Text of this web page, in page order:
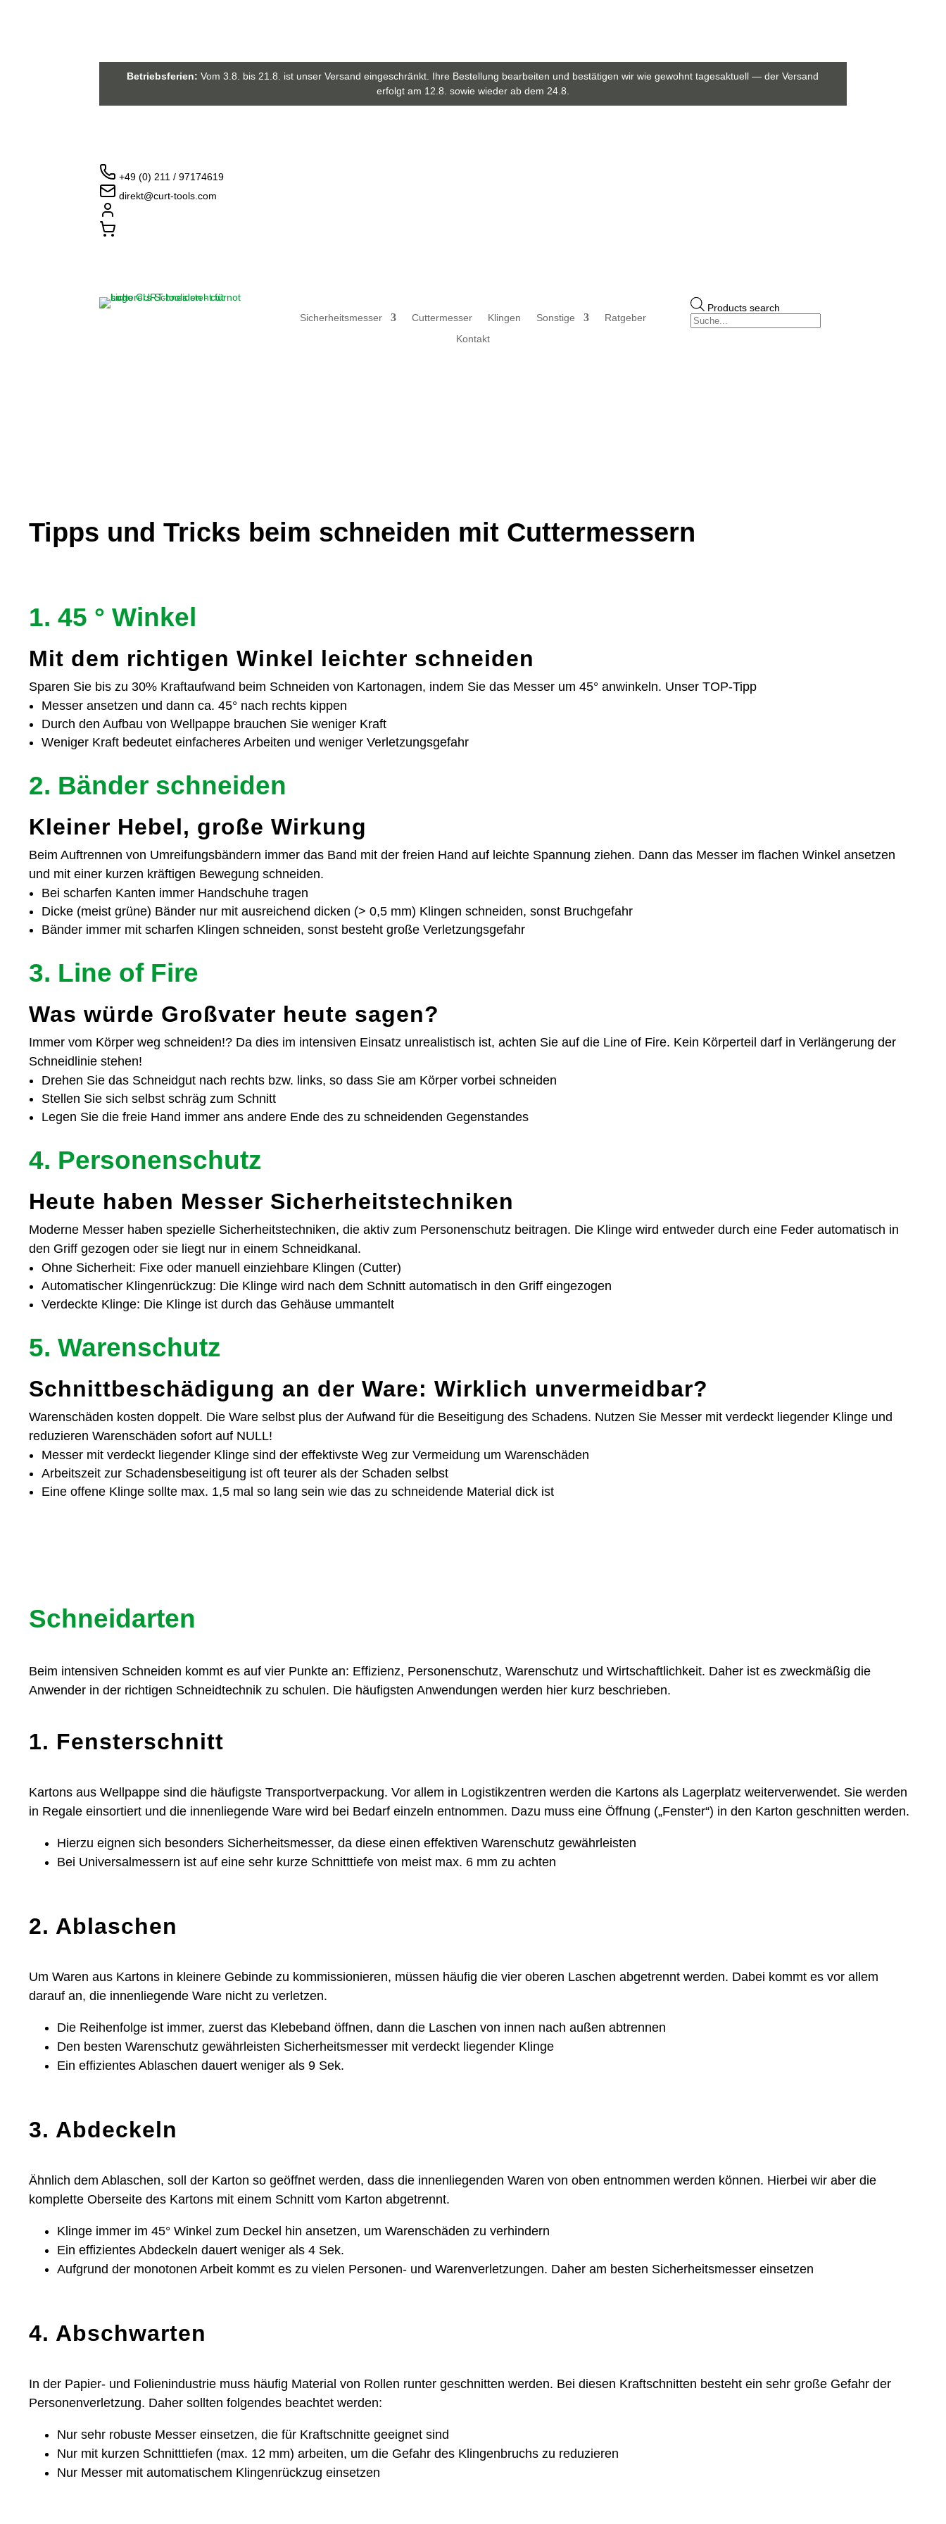
Betriebsferien: Vom 3.8. bis 21.8. ist unser Versand eingeschränkt. Ihre Bestellung bearbeiten und bestätigen wir wie gewohnt tagesaktuell — der Versand
erfolgt am 12.8. sowie wieder ab dem 24.8.
+49 (0) 211 / 97174619
direkt@curt-tools.com
Sicherheitsmesser Cuttermesser Klingen Sonstige
Ratgeber
Kontakt
Products search
Tipps und Tricks beim schneiden mit Cuttermessern
1. 45 ° Winkel
Mit dem richtigen Winkel leichter schneiden
Sparen Sie bis zu 30% Kraftaufwand beim Schneiden von Kartonagen, indem Sie das Messer um 45° anwinkeln. Unser TOP-Tipp
Messer ansetzen und dann ca. 45° nach rechts kippen
Durch den Aufbau von Wellpappe brauchen Sie weniger Kraft
Weniger Kraft bedeutet einfacheres Arbeiten und weniger Verletzungsgefahr
2. Bänder schneiden
Kleiner Hebel, große Wirkung
Beim Auftrennen von Umreifungsbändern immer das Band mit der freien Hand auf leichte Spannung ziehen. Dann das Messer im flachen Winkel ansetzen
und mit einer kurzen kräftigen Bewegung schneiden.
Bei scharfen Kanten immer Handschuhe tragen
Dicke (meist grüne) Bänder nur mit ausreichend dicken (> 0,5 mm) Klingen schneiden, sonst Bruchgefahr
Bänder immer mit scharfen Klingen schneiden, sonst besteht große Verletzungsgefahr
3. Line of Fire
Was würde Großvater heute sagen?
Immer vom Körper weg schneiden!? Da dies im intensiven Einsatz unrealistisch ist, achten Sie auf die Line of Fire. Kein Körperteil darf in Verlängerung der
Schneidlinie stehen!
Drehen Sie das Schneidgut nach rechts bzw. links, so dass Sie am Körper vorbei schneiden
Stellen Sie sich selbst schräg zum Schnitt
Legen Sie die freie Hand immer ans andere Ende des zu schneidenden Gegenstandes
4. Personenschutz
Heute haben Messer Sicherheitstechniken
Moderne Messer haben spezielle Sicherheitstechniken, die aktiv zum Personenschutz beitragen. Die Klinge wird entweder durch eine Feder automatisch in
den Griff gezogen oder sie liegt nur in einem Schneidkanal.
Ohne Sicherheit: Fixe oder manuell einziehbare Klingen (Cutter)
Automatischer Klingenrückzug: Die Klinge wird nach dem Schnitt automatisch in den Griff eingezogen
Verdeckte Klinge: Die Klinge ist durch das Gehäuse ummantelt
5. Warenschutz
Schnittbeschädigung an der Ware: Wirklich unvermeidbar?
Warenschäden kosten doppelt. Die Ware selbst plus der Aufwand für die Beseitigung des Schadens. Nutzen Sie Messer mit verdeckt liegender Klinge und
reduzieren Warenschäden sofort auf NULL!
Messer mit verdeckt liegender Klinge sind der effektivste Weg zur Vermeidung um Warenschäden
Arbeitszeit zur Schadensbeseitigung ist oft teurer als der Schaden selbst
Eine offene Klinge sollte max. 1,5 mal so lang sein wie das zu schneidende Material dick ist
Schneidarten
Beim intensiven Schneiden kommt es auf vier Punkte an: Effizienz, Personenschutz, Warenschutz und Wirtschaftlichkeit. Daher ist es zweckmäßig die
Anwender in der richtigen Schneidtechnik zu schulen. Die häufigsten Anwendungen werden hier kurz beschrieben.
1. Fensterschnitt
Kartons aus Wellpappe sind die häufigste Transportverpackung. Vor allem in Logistikzentren werden die Kartons als Lagerplatz weiterverwendet. Sie werden
in Regale einsortiert und die innenliegende Ware wird bei Bedarf einzeln entnommen. Dazu muss eine Öffnung („Fenster“) in den Karton geschnitten werden.
Hierzu eignen sich besonders Sicherheitsmesser, da diese einen effektiven Warenschutz gewährleisten
Bei Universalmessern ist auf eine sehr kurze Schnitttiefe von meist max. 6 mm zu achten
2. Ablaschen
Um Waren aus Kartons in kleinere Gebinde zu kommissionieren, müssen häufig die vier oberen Laschen abgetrennt werden. Dabei kommt es vor allem
darauf an, die innenliegende Ware nicht zu verletzen.
Die Reihenfolge ist immer, zuerst das Klebeband öffnen, dann die Laschen von innen nach außen abtrennen
Den besten Warenschutz gewährleisten Sicherheitsmesser mit verdeckt liegender Klinge
Ein effizientes Ablaschen dauert weniger als 9 Sek.
3. Abdeckeln
Ähnlich dem Ablaschen, soll der Karton so geöffnet werden, dass die innenliegenden Waren von oben entnommen werden können. Hierbei wir aber die
komplette Oberseite des Kartons mit einem Schnitt vom Karton abgetrennt.
Klinge immer im 45° Winkel zum Deckel hin ansetzen, um Warenschäden zu verhindern
Ein effizientes Abdeckeln dauert weniger als 4 Sek.
Aufgrund der monotonen Arbeit kommt es zu vielen Personen- und Warenverletzungen. Daher am besten Sicherheitsmesser einsetzen
4. Abschwarten
In der Papier- und Folienindustrie muss häufig Material von Rollen runter geschnitten werden. Bei diesen Kraftschnitten besteht ein sehr große Gefahr der
Personenverletzung. Daher sollten folgendes beachtet werden:
Nur sehr robuste Messer einsetzen, die für Kraftschnitte geeignet sind
Nur mit kurzen Schnitttiefen (max. 12 mm) arbeiten, um die Gefahr des Klingenbruchs zu reduzieren
Nur Messer mit automatischem Klingenrückzug einsetzen